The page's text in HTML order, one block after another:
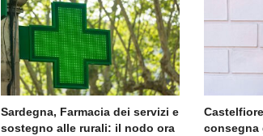
Sardegna, Farmacia dei servizi e
sostegno alle rurali: il nodo ora
consegna